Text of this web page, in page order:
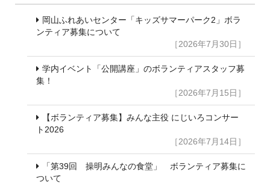
岡山ふれあいセンター「キッズサマーパーク2」ボラ
ンティア募集について
［2026年7月30日］
学内イベント「公開講座」のボランティアスタッフ募
集！
［2026年7月15日］
【ボランティア募集】みんな主役 にじいろコンサー
ト2026
［2026年7月14日］
「第39回 操明みんなの食堂」 ボランティア募集に
ついて